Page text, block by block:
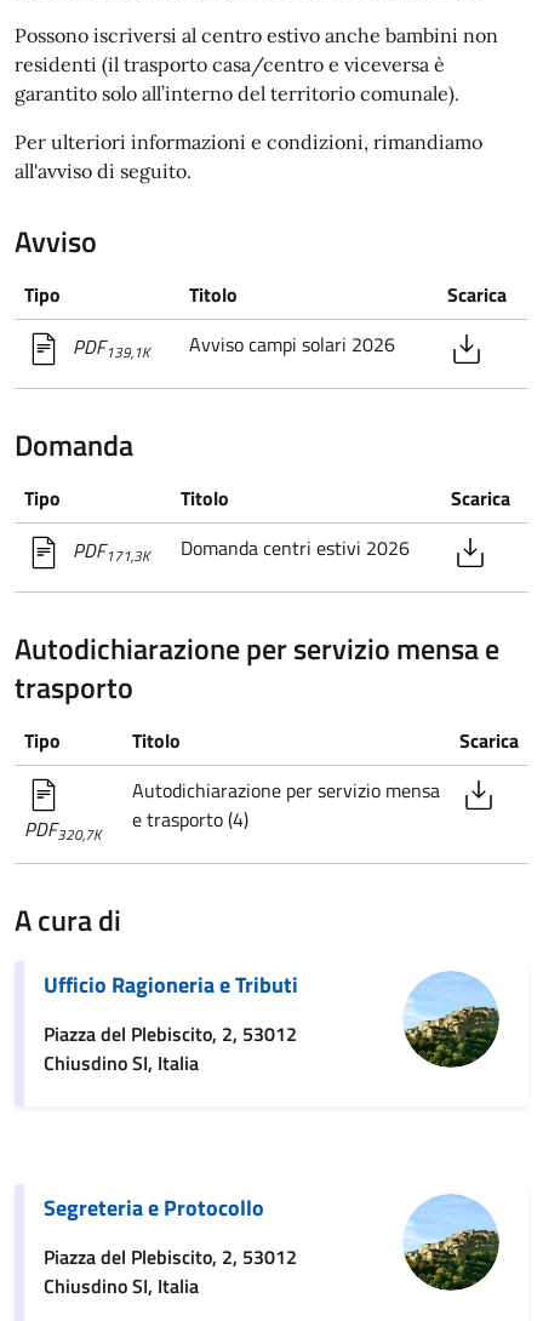
Possono iscriversi al centro estivo anche bambini non
residenti (il trasporto casa/centro e viceversa è
garantito solo all’interno del territorio comunale).
Per ulteriori informazioni e condizioni, rimandiamo
all'avviso di seguito.
Avviso
Tipo Titolo
Scarica
PDF139,1K Avviso campi solari 2026
Domanda
Tipo Titolo
Scarica
PDF171,3K Domanda centri estivi 2026
Autodichiarazione per servizio mensa e
trasporto
Tipo Titolo Scarica
PDF320,7K
Autodichiarazione per servizio mensa
e trasporto (4)
A cura di
Ufficio Ragioneria e Tributi
Piazza del Plebiscito, 2, 53012
Chiusdino SI, Italia
Segreteria e Protocollo
Piazza del Plebiscito, 2, 53012
Chiusdino SI, Italia